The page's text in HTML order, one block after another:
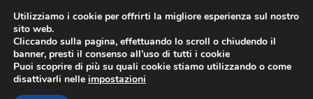
Vai
contenuto
Utilizziamo i cookie per offrirti la migliore esperienza sul nostro
sito web.
Cliccando sulla pagina, effettuando lo scroll o chiudendo il
banner, presti il consenso all’uso di tutti i cookie
Puoi scoprire di più su quali cookie stiamo utilizzando o come
disattivarli nelle impostazioni